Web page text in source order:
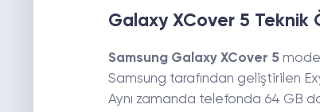
Galaxy XCover 5 Teknik
Samsung Galaxy XCover 5
Samsung tarafından geliştirilen
Aynı zamanda telefonda 64 GB